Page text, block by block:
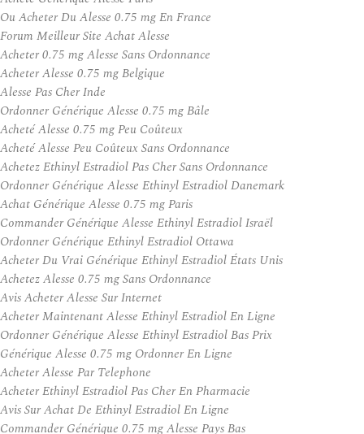
Ou Acheter Du Alesse 0.75 mg En France
Forum Meilleur Site Achat Alesse
Acheter 0.75 mg Alesse Sans Ordonnance
Acheter Alesse 0.75 mg Belgique
Alesse Pas Cher Inde
Ordonner Générique Alesse 0.75 mg Bâle
Acheté Alesse 0.75 mg Peu Coûteux
Acheté Alesse Peu Coûteux Sans Ordonnance
Achetez Ethinyl Estradiol Pas Cher Sans Ordonnance
Ordonner Générique Alesse Ethinyl Estradiol Danemark
Achat Générique Alesse 0.75 mg Paris
Commander Générique Alesse Ethinyl Estradiol Israël
Ordonner Générique Ethinyl Estradiol Ottawa
Acheter Du Vrai Générique Ethinyl Estradiol États Unis
Achetez Alesse 0.75 mg Sans Ordonnance
Avis Acheter Alesse Sur Internet
Acheter Maintenant Alesse Ethinyl Estradiol En Ligne
Ordonner Générique Alesse Ethinyl Estradiol Bas Prix
Générique Alesse 0.75 mg Ordonner En Ligne
Acheter Alesse Par Telephone
Acheter Ethinyl Estradiol Pas Cher En Pharmacie
Avis Sur Achat De Ethinyl Estradiol En Ligne
Commander Générique 0.75 mg Alesse Pays Bas